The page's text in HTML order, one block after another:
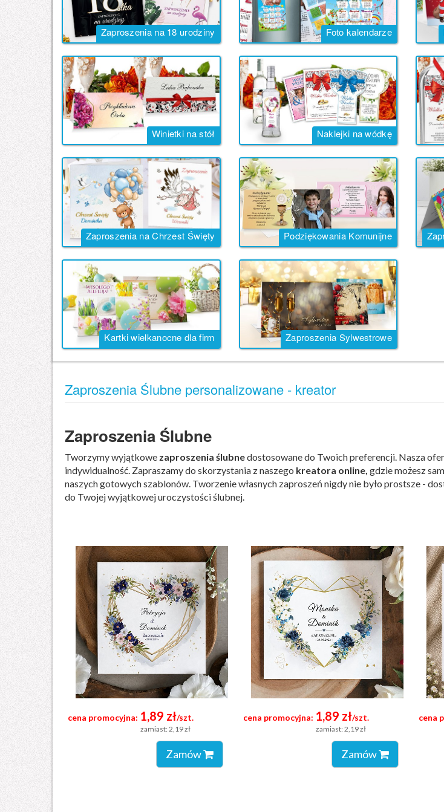
Zaproszenia na 18 urodziny Foto kalendarze
Winietki na stół Naklejki na wódkę
Zaproszenia na Chrzest Święty Podziękowania Komunijne
Kartki wielkanocne dla firm Zaproszenia Sylwestrowe
Zaproszenia Ślubne personalizowane - kreator
Zaproszenia Ślubne
Tworzymy wyjątkowe zaproszenia ślubnedostosowane do Twoich preferencji. Nasza
indywidualność. Zapraszamy do skorzystania z naszego kreatora online, gdzie możesz
naszych gotowych szablonów. Tworzenie własnych zaproszeń nigdy nie było prostsze -
do Twojej wyjątkowej uroczystości ślubnej.
cena promocyjna: 1,89 zł/szt.
zamiast: 2,19 zł
Zamów
cena promocyjna: 1,89 zł/szt.
zamiast: 2,19 zł
Zamów
cena